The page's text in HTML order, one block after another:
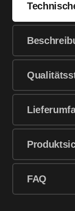
FAQ